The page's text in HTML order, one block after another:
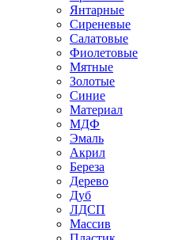
Янтарные
Сиреневые
Салатовые
Фиолетовые
Мятные
Золотые
Синие
Материал
МДФ
Эмаль
Акрил
Береза
Дерево
Дуб
ЛДСП
Массив